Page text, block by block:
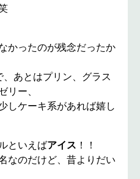
かったのが残念だったか
あとはプリン、グラス
ー、
しケーキ系があれば嬉し
といえばアイス ！！
なのだけど、昔よりだい